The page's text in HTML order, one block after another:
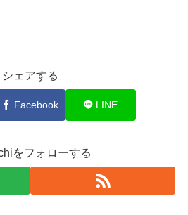
シェアする
Facebook LINE
をフォローする